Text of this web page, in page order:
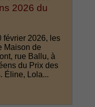
2026 du
février 2026, les
Maison de
rue Ballu, à
du Prix des
Éline, Lola...